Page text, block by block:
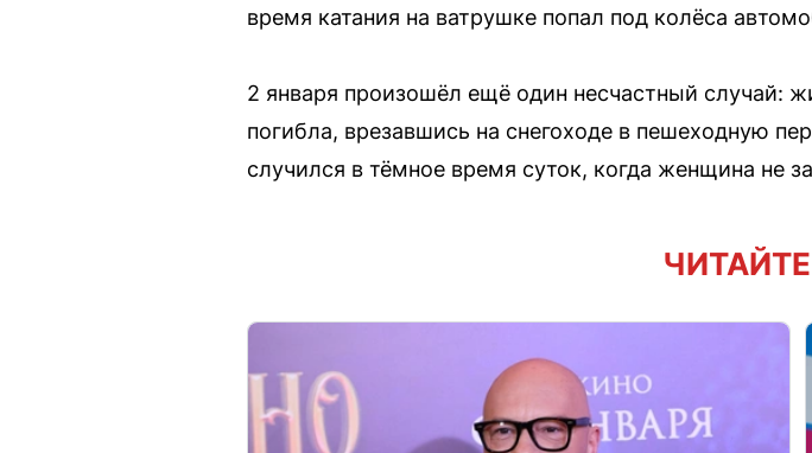
время катания на ватрушке попал под колёса
2 января произошёл ещё один несчастный случай:
погибла, врезавшись на снегоходе в пешеходную
случился в тёмное время суток, когда женщина не